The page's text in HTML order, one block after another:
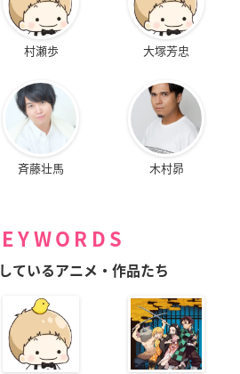
村瀬歩 大塚芳忠
斉藤壮馬 木村昴
ているアニメ・作品たち